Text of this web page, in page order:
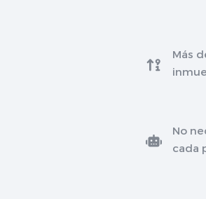
Más
No
cada